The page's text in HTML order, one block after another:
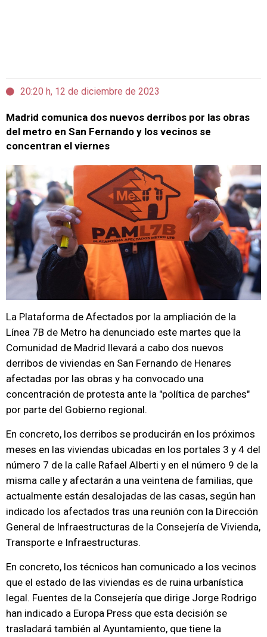
20:20 h, 12 de diciembre de 2023
Madrid comunica dos nuevos derribos por las obras
del metro en San Fernando y los vecinos se
concentran el viernes
La Plataforma de Afectados por la ampliación de la
Línea 7B de Metro ha denunciado este martes que la
Comunidad de Madrid llevará a cabo dos nuevos
derribos de viviendas en San Fernando de Henares
afectadas por las obras y ha convocado una
concentración de protesta ante la "política de parches"
por parte del Gobierno regional.
En concreto, los derribos se producirán en los próximos
meses en las viviendas ubicadas en los portales 3 y 4 del
número 7 de la calle Rafael Alberti y en el número 9 de la
misma calle y afectarán a una veintena de familias, que
actualmente están desalojadas de las casas, según han
indicado los afectados tras una reunión con la Dirección
General de Infraestructuras de la Consejería de Vivienda,
Transporte e Infraestructuras.
En concreto, los técnicos han comunicado a los vecinos
que el estado de las viviendas es de ruina urbanística
legal. Fuentes de la Consejería que dirige Jorge Rodrigo
han indicado a Europa Press que esta decisión se
trasladará también al Ayuntamiento, que tiene la